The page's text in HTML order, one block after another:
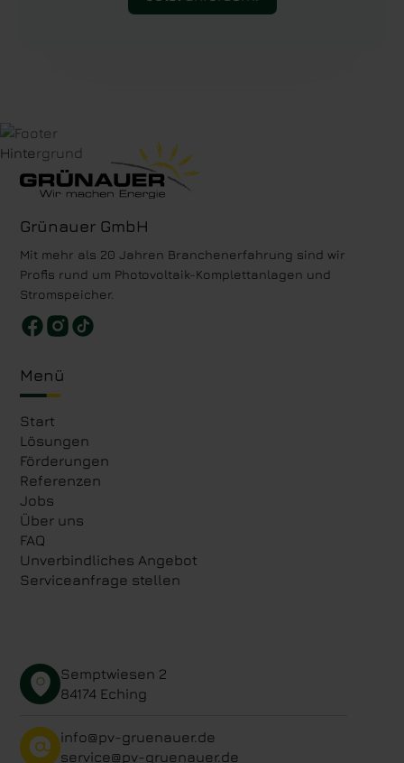
Grünauer GmbH
Mit mehr als 20 Jahren Branchen­erfahrung sind wir
Profis rund um Photovoltaik-Komplettanlagen und
Stromspeicher.
Menü
Start
Lösungen
Förderungen
Referenzen
Jobs
Über uns
FAQ
Unverbindliches Angebot
Serviceanfrage stellen
Semptwiesen 2
84174 Eching
info@pv-gruenauer.de
service@pv-gruenauer.de